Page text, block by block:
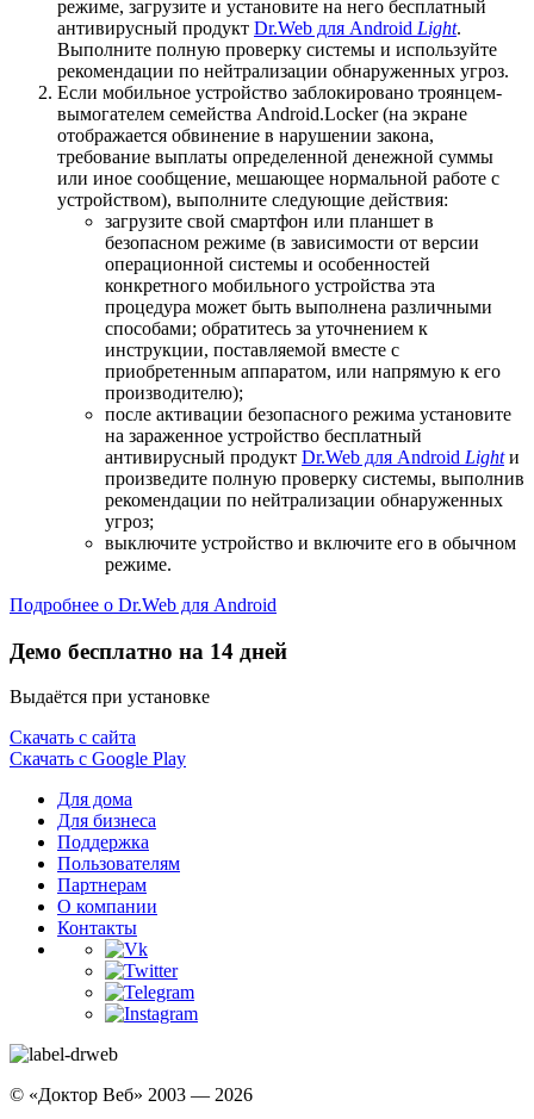
режиме, загрузите и установите на него бесплатный
антивирусный продукт Dr.Web для Android Light.
Выполните полную проверку системы и используйте
рекомендации по нейтрализации обнаруженных угроз.
Если мобильное устройство заблокировано троянцем-
вымогателем семейства Android.Locker (на экране
отображается обвинение в нарушении закона,
требование выплаты определенной денежной суммы
или иное сообщение, мешающее нормальной работе с
устройством), выполните следующие действия:
загрузите свой смартфон или планшет в
безопасном режиме (в зависимости от версии
операционной системы и особенностей
конкретного мобильного устройства эта
процедура может быть выполнена различными
способами; обратитесь за уточнением к
инструкции, поставляемой вместе с
приобретенным аппаратом, или напрямую к его
производителю);
после активации безопасного режима установите
на зараженное устройство бесплатный
антивирусный продукт Dr.Web для Android Lightи
произведите полную проверку системы, выполнив
рекомендации по нейтрализации обнаруженных
угроз;
выключите устройство и включите его в обычном
режиме.
Подробнее о Dr.Web для Android
Демо бесплатно на 14 дней
Выдаётся при установке
Скачать с сайта
Скачать с Google Play
Для дома
Для бизнеса
Поддержка
Пользователям
Партнерам
О компании
Контакты
© «Доктор Веб» 2003 — 2026